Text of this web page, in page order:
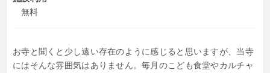
無料
お寺と聞くと少し遠い存在のように感じると思いますが、当寺
にはそんな雰囲気はありません。毎月のこども食堂やカルチャ